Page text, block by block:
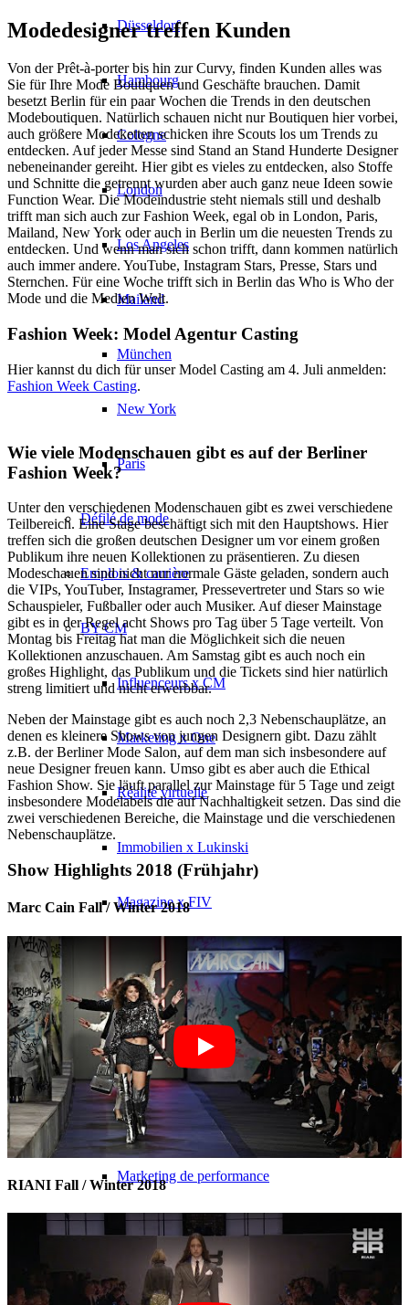
Düsseldorf
Hambourg
Cologne
London
Los Angeles
Mailand
München
New York
Paris
Défilé de mode
Emplois & carrière
BY CM
Influenceurs x CM
Marketing x One
Réalité virtuelle
Immobilien x Lukinski
Magazine x FIV
Couture x CM
Influenceurs
Influenceurs x CM
Influenceurs Agence
Marketing de performance
Marketing des influenceurs
Gestion des influenceurs
Modedesigner treffen Kunden
Von der Prêt-à-porter bis hin zur Curvy, finden Kunden alles was
Sie für Ihre Mode Boutiquen und Geschäfte brauchen. Damit
besetzt Berlin für ein paar Wochen die Trends in den deutschen
Modeboutiquen. Natürlich schauen nicht nur Boutiquen hier vorbei,
auch größere Modeketten schicken ihre Scouts los um Trends zu
entdecken. Auf jeder Messe sind Stand an Stand Hunderte Designer
nebeneinander gereiht. Hier gibt es vieles zu entdecken, also Stoffe
und Schnitte die getrennt wurden aber auch ganz neue Ideen sowie
Function Wear. Die Modeindustrie steht niemals still und deshalb
trifft man sich auch zur Fashion Week, egal ob in London, Paris,
Mailand, New York oder auch in Berlin um die neuesten Trends zu
entdecken. Und wenn man sich schon trifft, dann kommen natürlich
auch immer andere. YouTube, Instagram Stars, Presse, Stars und
Sternchen. Für eine Woche trifft sich in Berlin das Who is Who der
Mode und die Medien Welt.
Fashion Week: Model Agentur Casting
Hier kannst du dich für unser Model Casting am 4. Juli anmelden:
Fashion Week Casting.
Wie viele Modenschauen gibt es auf der Berliner
Fashion Week?
Unter den verschiedenen Modenschauen gibt es zwei verschiedene
Teilbereich. Eine Stage beschäftigt sich mit den Hauptshows. Hier
treffen sich die großen deutschen Designer um vor einem großen
Publikum ihre neuen Kollektionen zu präsentieren. Zu diesen
Modeschauen sind nicht nur normale Gäste geladen, sondern auch
die VIPs, YouTuber, Instagramer, Pressevertreter und Stars so wie
Schauspieler, Fußballer oder auch Musiker. Auf dieser Mainstage
gibt es in der Regel acht Shows pro Tag über 5 Tage verteilt. Von
Montag bis Freitag hat man die Möglichkeit sich die neuen
Kollektionen anzuschauen. Am Samstag gibt es auch noch ein
großes Highlight, das Publikum und die Tickets sind hier natürlich
streng limitiert und nicht erwerbbar.
Neben der Mainstage gibt es auch noch 2,3 Nebenschauplätze, an
denen es kleinere Shows von jungen Designern gibt. Dazu zählt
z.B. der Berliner Mode Salon, auf dem man sich insbesondere auf
neue Designer freuen kann. Umso gibt es aber auch die Ethical
Fashion Show. Sie läuft parallel zur Mainstage für 5 Tage und zeigt
insbesondere Modelabels die auf Nachhaltigkeit setzen. Das sind die
zwei verschiedenen Bereiche, die Mainstage und die verschiedenen
Nebenschauplätze.
Show Highlights 2018 (Frühjahr)
Marc Cain Fall / Winter 2018
RIANI Fall / Winter 2018